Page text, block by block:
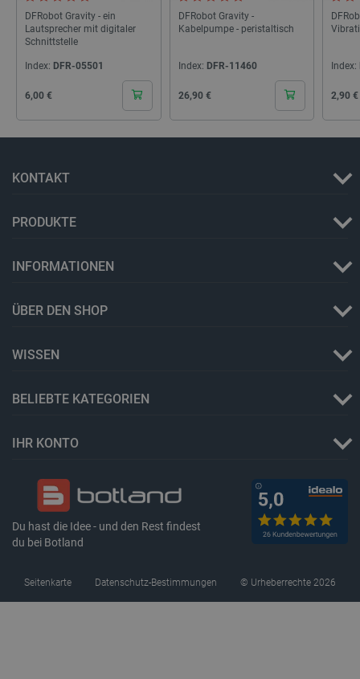
DFRobot Gravity - ein
Lautsprecher mit digitaler
Schnittstelle
Index: DFR-05501
Cena
6,00 €
DFRobot Gravity -
Kabelpumpe - peristaltisch
Index: DFR-11460
Cena
26,90 €
Index:
Cena
2,90 €
KONTAKT
PRODUKTE
INFORMATIONEN
ÜBER DEN SHOP
WISSEN
BELIEBTE KATEGORIEN
IHR KONTO
Du hast die Idee - und den Rest findest
du bei Botland
Seitenkarte Datenschutz-Bestimmungen © Urheberrechte 2026
_lb_ccc
lastExternalReferrer Lokaler Speicher
__ps_checkoutPayPalSdkInstance_storage__ Lokaler Speicher
lastExternalReferrerTime Lokaler Speicher
_gcl_ls Lokaler Speicher
lbx_ac_easystorage Sitzungsspeicher